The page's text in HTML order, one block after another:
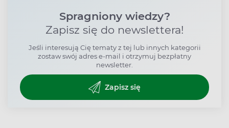
Spragniony wiedzy?
Zapisz się do newslettera!
Jeśli interesują Cię tematy z tej lub innych kategorii
zostaw swój adres e-mail i otrzymuj bezpłatny
newsletter.
Zapisz się